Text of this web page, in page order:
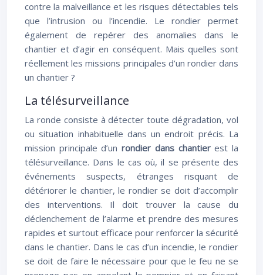
contre la malveillance et les risques détectables tels
que l’intrusion ou l’incendie. Le rondier permet
également de repérer des anomalies dans le
chantier et d’agir en conséquent. Mais quelles sont
réellement les missions principales d’un rondier dans
un chantier ?
La télésurveillance
La ronde consiste à détecter toute dégradation, vol
ou situation inhabituelle dans un endroit précis. La
mission principale d’unrondier dans chantierest la
télésurveillance. Dans le cas où, il se présente des
événements suspects, étranges risquant de
détériorer le chantier, le rondier se doit d’accomplir
des interventions. Il doit trouver la cause du
déclenchement de l’alarme et prendre des mesures
rapides et surtout efficace pour renforcer la sécurité
dans le chantier. Dans le cas d’un incendie, le rondier
se doit de faire le nécessaire pour que le feu ne se